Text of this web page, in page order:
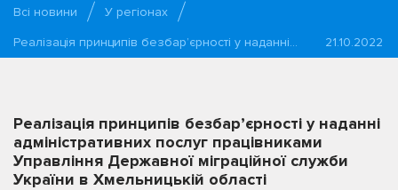
Всі новини
У регіонах
Реалізація принципів безбар’єрності у наданні…
21.10.2022
Реалізація принципів безбар’єрності у наданні
адміністративних послуг працівниками
Управління Державної міграційної служби
України в Хмельницькій області